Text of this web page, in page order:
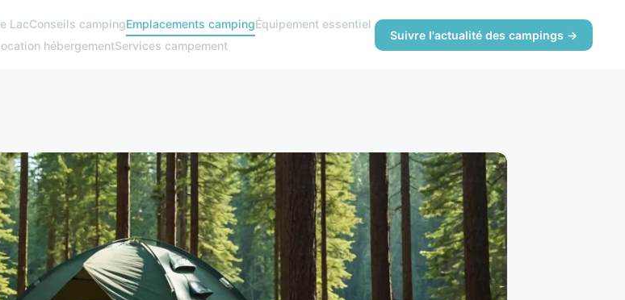
LacConseils campingEmplacements campingÉquipement essentiel
hébergementServices campement
Suivre l'actualité des campings →